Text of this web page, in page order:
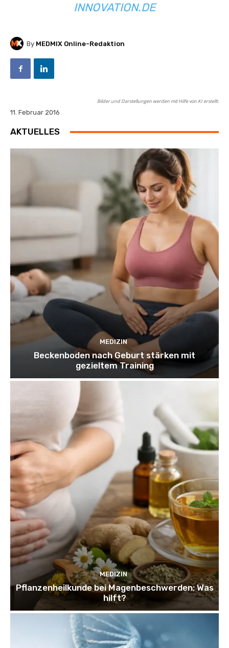
INNOVATION.DE
By MEDMIX Online-Redaktion
Bilder und Darstellungen werden mit Hilfe von KI erstellt.
11. Februar 2016
AKTUELLES
MEDIZIN
Beckenboden nach Geburt stärken mit
gezieltem Training
MEDIZIN
Pflanzenheilkunde bei Magenbeschwerden: Was
hilft?